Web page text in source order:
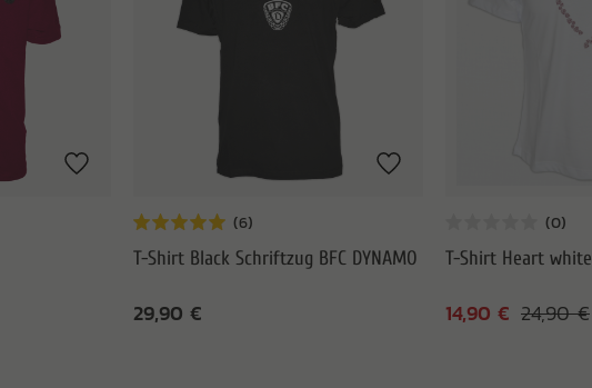
T-Shirt Black Schriftzug BFC DYNAMO
29,90 €
T-Shirt Heart white
24,90 €
14,90 €